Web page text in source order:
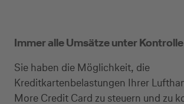
Immer alle Umsätze unter Kontrolle
Sie haben die Möglichkeit, die
Kreditkartenbelastungen Ihrer
More Credit Card zu steuern und zu